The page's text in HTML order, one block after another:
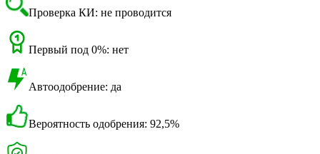
Проверка КИ: не проводится
Первый под 0%: нет
Автоодобрение: да
Вероятность одобрения: 92,5%